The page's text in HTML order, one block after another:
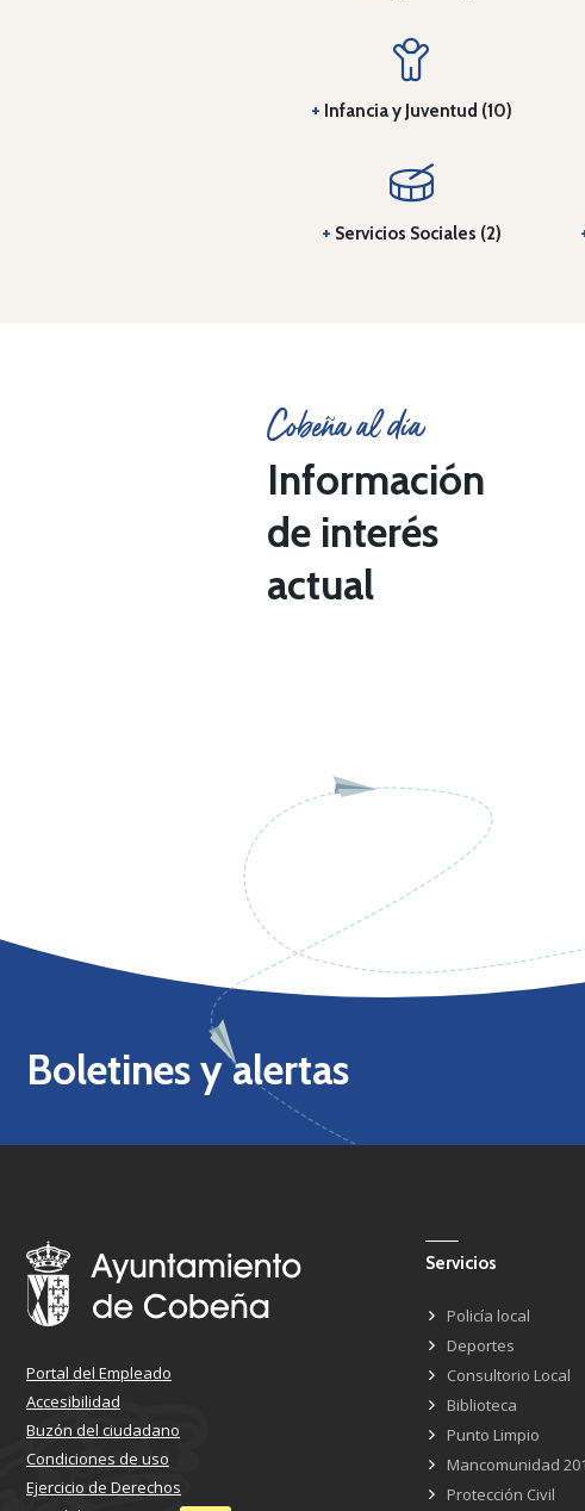
+ Infancia y Juventud (10)
+ Servicios Sociales (2)
Cobeña al día
Información
de interés
actual
Boletines y alertas
Portal del Empleado
Accesibilidad
Buzón del ciudadano
Condiciones de uso
Ejercicio de Derechos
Servicios
Policía local
Deportes
Consultorio Local
Biblioteca
Punto Limpio
Mancomunidad
Protección Civil